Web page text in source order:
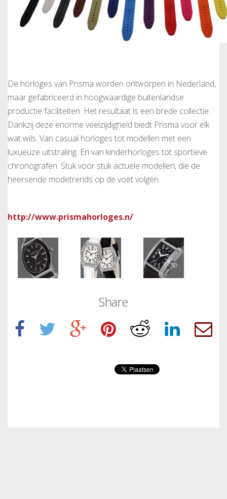
De horloges van Prisma worden ontworpen in Nederland,
maar gefabriceerd in hoogwaardige buitenlandse
productie faciliteiten. Het resultaat is een brede collectie.
Dankzij deze enorme veelzijdigheid biedt Prisma voor elk
wat wils. Van casual horloges tot modellen met een
luxueuze uitstraling. En van kinderhorloges tot sportieve
chronografen. Stuk voor stuk actuele modellen, die de
heersende modetrends op de voet volgen.
http://www.prismahorloges.n/
Share